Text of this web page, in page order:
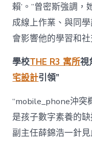
賴’。”曾密斯強調
成線上作業、與同
會影響他的學習和社
學校THE R3 寓所視
宅設計引領”
“mobile_phone沖突
是孩子數字素養的
副主任薛錦浩一針見